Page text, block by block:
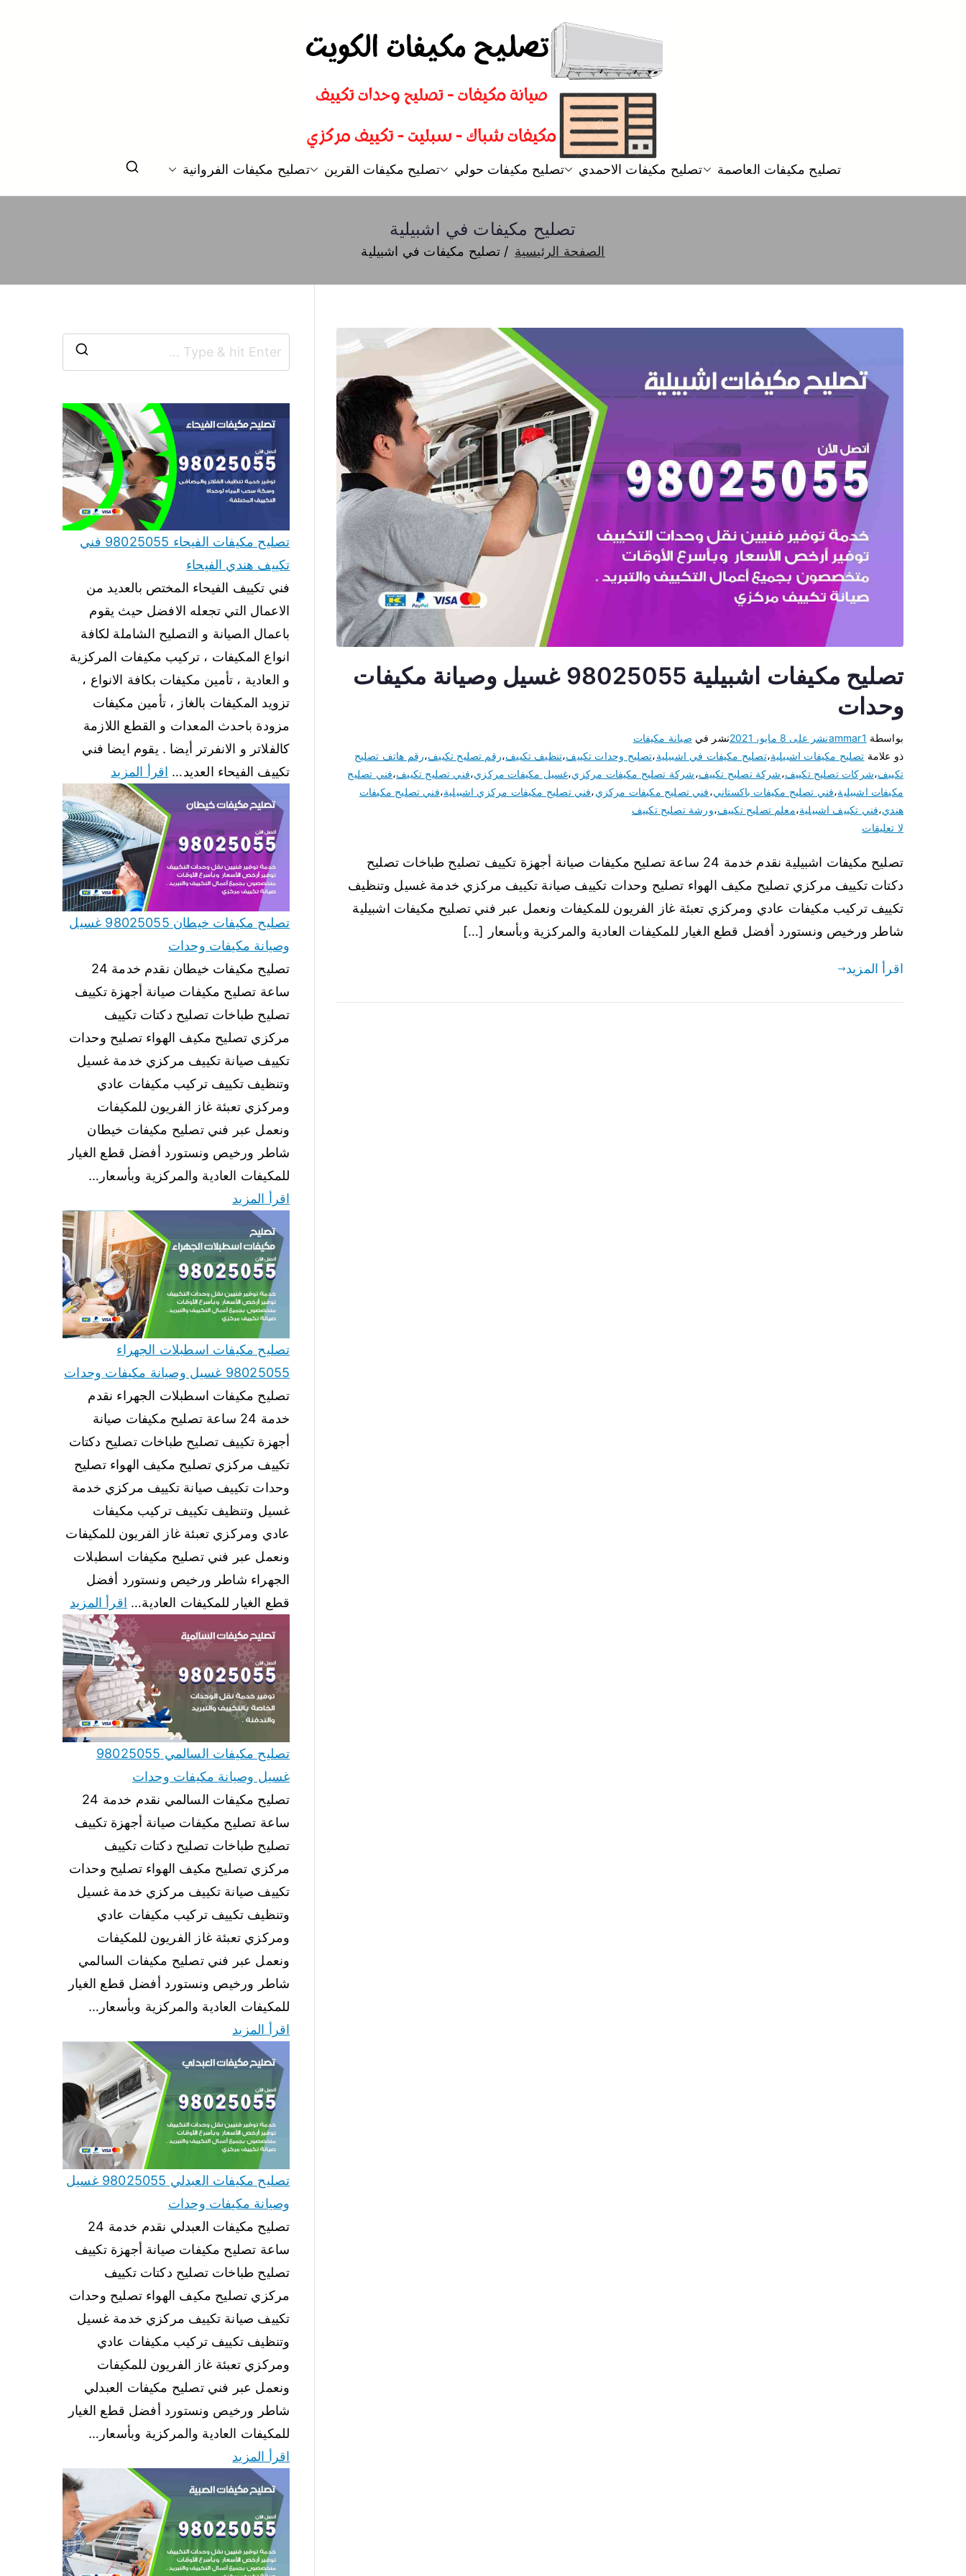
تصليح مكيفات
فني تصليح مكيفات سبليت و شباك و تكييف مركزي الكويت تصليح مكيفات العاصمة تصليح مكيفات الاحمدي تصليح مكيفات حولي تصليح مكيفات القرين تصليح مكيفات الفروانية
تصليح مكيفات في اشبيلية
الصفحة الرئيسية تصليح مكيفات في اشبيلية
تصليح مكيفات اشبيلية 98025055 غسيل وصيانة مكيفات
وحدات
بواسطة ammar1نشر على 8 مايو، 2021 نشر في صيانة مكيفات
ذو علامة تصليح مكيفات اشبيلية،تصليح مكيفات في اشبيلية،تصليح وحدات تكييف،تنظيف تكييف،رقم تصليح تكييف،رقم هاتف تصليح
تكييف،شركات تصليح تكييف،شركة تصليح تكييف،شركة تصليح مكيفات مركزي،غسيل مكيفات مركزي،فني تصليح تكييف،فني تصليح
مكيفات اشبيلية،فني تصليح مكيفات باكستاني،فني تصليح مكيفات مركزي،فني تصليح مكيفات مركزي اشبيلية،فني تصليح مكيفات
هندي،فني تكييف اشبيلية،معلم تصليح تكييف،ورشة تصليح تكييف
لا تعليقات
تصليح مكيفات اشبيلية نقدم خدمة 24 ساعة تصليح مكيفات صيانة أجهزة تكييف تصليح طباخات تصليح
دكتات تكييف مركزي تصليح مكيف الهواء تصليح وحدات تكييف صيانة تكييف مركزي خدمة غسيل وتنظيف
تكييف تركيب مكيفات عادي ومركزي تعبئة غاز الفريون للمكيفات ونعمل عبر فني تصليح مكيفات اشبيلية
شاطر ورخيص ونستورد أفضل قطع الغيار للمكيفات العادية والمركزية وبأسعار […]
اقرأ المزيد
تصليح مكيفات الفيحاء 98025055 فني
تكييف هندي الفيحاء
فني تكييف الفيحاء المختص بالعديد من
الاعمال التي تجعله الافضل حيث يقوم
باعمال الصيانة و التصليح الشاملة لكافة
انواع المكيفات ، تركيب مكيفات المركزية
و العادية ، تأمين مكيفات بكافة الانواع ،
تزويد المكيفات بالغاز ، تأمين مكيفات
مزودة باحدث المعدات و القطع اللازمة
كالفلاتر و الانفرتر أيضا . يقوم ايضا فني
تكييف الفيحاء العديد… اقرأ المزيد
تصليح مكيفات خيطان 98025055 غسيل
وصيانة مكيفات وحدات
تصليح مكيفات خيطان نقدم خدمة 24
ساعة تصليح مكيفات صيانة أجهزة تكييف
تصليح طباخات تصليح دكتات تكييف
مركزي تصليح مكيف الهواء تصليح وحدات
تكييف صيانة تكييف مركزي خدمة غسيل
وتنظيف تكييف تركيب مكيفات عادي
ومركزي تعبئة غاز الفريون للمكيفات
ونعمل عبر فني تصليح مكيفات خيطان
شاطر ورخيص ونستورد أفضل قطع الغيار
للمكيفات العادية والمركزية وبأسعار…
اقرأ المزيد
تصليح مكيفات اسطبلات الجهراء
98025055 غسيل وصيانة مكيفات وحدات
تصليح مكيفات اسطبلات الجهراء نقدم
خدمة 24 ساعة تصليح مكيفات صيانة
أجهزة تكييف تصليح طباخات تصليح دكتات
تكييف مركزي تصليح مكيف الهواء تصليح
وحدات تكييف صيانة تكييف مركزي خدمة
غسيل وتنظيف تكييف تركيب مكيفات
عادي ومركزي تعبئة غاز الفريون للمكيفات
ونعمل عبر فني تصليح مكيفات اسطبلات
الجهراء شاطر ورخيص ونستورد أفضل
قطع الغيار للمكيفات العادية… اقرأ المزيد
تصليح مكيفات السالمي 98025055
غسيل وصيانة مكيفات وحدات
تصليح مكيفات السالمي نقدم خدمة 24
ساعة تصليح مكيفات صيانة أجهزة تكييف
تصليح طباخات تصليح دكتات تكييف
مركزي تصليح مكيف الهواء تصليح وحدات
تكييف صيانة تكييف مركزي خدمة غسيل
وتنظيف تكييف تركيب مكيفات عادي
ومركزي تعبئة غاز الفريون للمكيفات
ونعمل عبر فني تصليح مكيفات السالمي
شاطر ورخيص ونستورد أفضل قطع الغيار
للمكيفات العادية والمركزية وبأسعار…
اقرأ المزيد
تصليح مكيفات العبدلي 98025055 غسيل
وصيانة مكيفات وحدات
تصليح مكيفات العبدلي نقدم خدمة 24
ساعة تصليح مكيفات صيانة أجهزة تكييف
تصليح طباخات تصليح دكتات تكييف
مركزي تصليح مكيف الهواء تصليح وحدات
تكييف صيانة تكييف مركزي خدمة غسيل
وتنظيف تكييف تركيب مكيفات عادي
ومركزي تعبئة غاز الفريون للمكيفات
ونعمل عبر فني تصليح مكيفات العبدلي
شاطر ورخيص ونستورد أفضل قطع الغيار
للمكيفات العادية والمركزية وبأسعار…
اقرأ المزيد